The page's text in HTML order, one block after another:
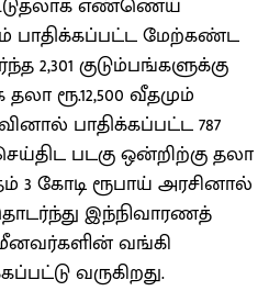
பாதிக்கப்பட்ட மேற்கண்ட
2,301 குடும்பங்களுக்கு
ரூ.12,500 வீதமும்
பாதிக்கப்பட்ட 787
படகு ஒன்றிற்கு தலா
3 கோடி ரூபாய் அரசினால்
இந்நிவாரணத்
வங்கி
வருகிறது.